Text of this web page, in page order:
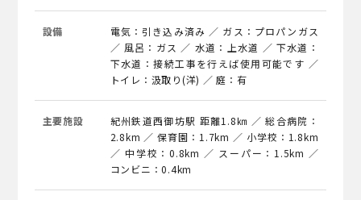
設備
電気：引き込み済み ／ ガス：プロパンガス
／ 風呂：ガス ／ 水道：上水道 ／ 下水道：
下水道：接続工事を行えば使用可能です ／
トイレ：汲取り(洋) ／ 庭：有
主要施設
紀州鉄道西御坊駅 距離1.8㎞ ／ 総合病院：
2.8km ／ 保育園：1.7km ／ 小学校：1.8km
／ 中学校：0.8km ／ スーパー：1.5km ／
コンビニ：0.4km